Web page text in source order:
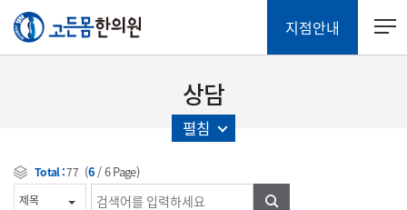
지점안내
상담
펼침
Total :77 (6/6Page)